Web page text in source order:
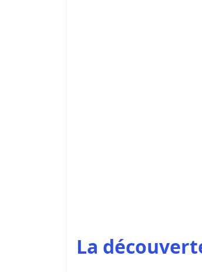
La